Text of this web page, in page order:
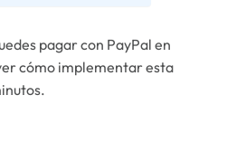
pagar con PayPal en
cómo implementar esta